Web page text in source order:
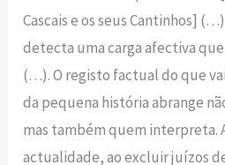
Cascais e os seus Cantinhos]
detecta uma carga afectiva
(…). O registo factual do que
da pequena história abrange
mas também quem interpreta.
actualidade, ao excluir juízos